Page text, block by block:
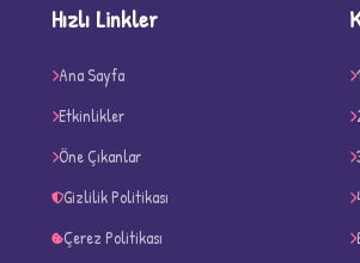
Hızlı Linkler
Ana Sayfa
Etkinlikler
Öne Çıkanlar
Gizlilik Politikası
Çerez Politikası